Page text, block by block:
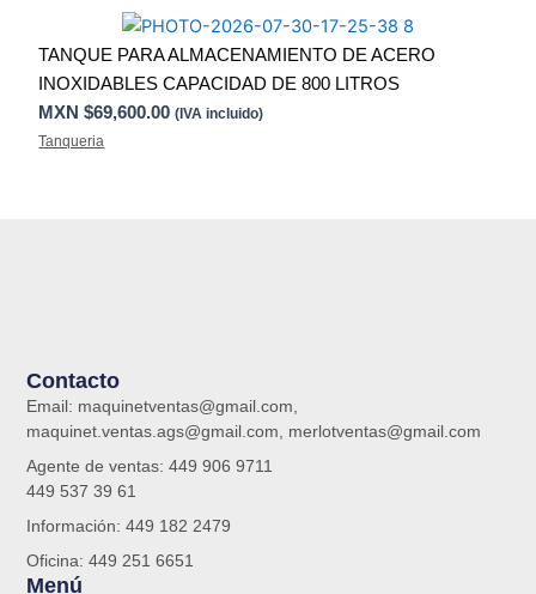
TANQUE PARA ALMACENAMIENTO DE ACERO
INOXIDABLES CAPACIDAD DE 800 LITROS
MXN $69,600.00 (IVA incluido)
Tanqueria
Menú
Contacto
Email: maquinetventas@gmail.com,
maquinet.ventas.ags@gmail.com, merlotventas@gmail.com
Agente de ventas: 449 906 9711
449 537 39 61
Información: 449 182 2479
Oficina: 449 251 6651